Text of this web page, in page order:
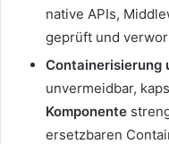
native APIs,
geprüft und
Containerisierung
unvermeidbar,
Komponente
ersetzbaren